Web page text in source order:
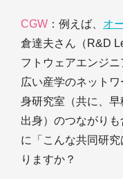
CGW ：例えば、 オ
倉達夫さん（R&D
フトウェアエンジ
広い産学のネット
身研究室（共に、早
出身）のつながり
に「こんな共同研
りますか？